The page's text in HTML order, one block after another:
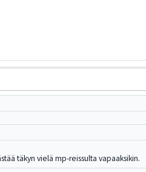
täkyn vielä mp-reissulta vapaaksikin.